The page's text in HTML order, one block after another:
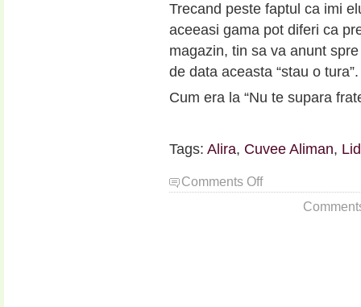
Trecand peste faptul ca imi
aceeasi gama pot diferi ca
magazin, tin sa va anunt
de data aceasta “stau o tura”.
Cum era la “Nu te supara
Tags: Alira, Cuvee Aliman,
Comments Offon
Ce